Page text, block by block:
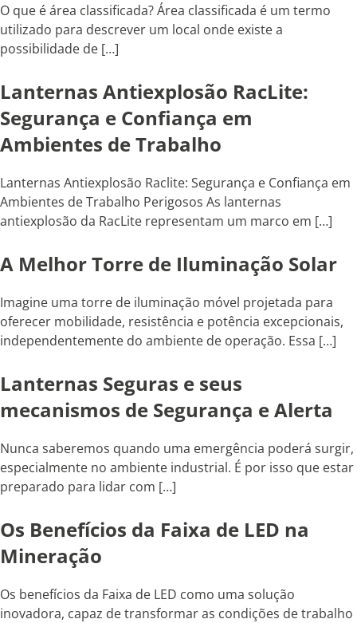
O que é área classificada? Área classificada é um termo
utilizado para descrever um local onde existe a
possibilidade de […]
Lanternas Antiexplosão RacLite:
Segurança e Confiança em
Ambientes de Trabalho
Lanternas Antiexplosão Raclite: Segurança e Confiança em
Ambientes de Trabalho Perigosos As lanternas
antiexplosão da RacLite representam um marco em […]
A Melhor Torre de Iluminação Solar
Imagine uma torre de iluminação móvel projetada para
oferecer mobilidade, resistência e potência excepcionais,
independentemente do ambiente de operação. Essa […]
Lanternas Seguras e seus
mecanismos de Segurança e Alerta
Nunca saberemos quando uma emergência poderá surgir,
especialmente no ambiente industrial. É por isso que estar
preparado para lidar com […]
Os Benefícios da Faixa de LED na
Mineração
Os benefícios da Faixa de LED como uma solução
inovadora, capaz de transformar as condições de trabalho